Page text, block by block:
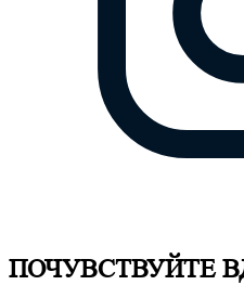
ПОЧУВСТВУЙТЕ